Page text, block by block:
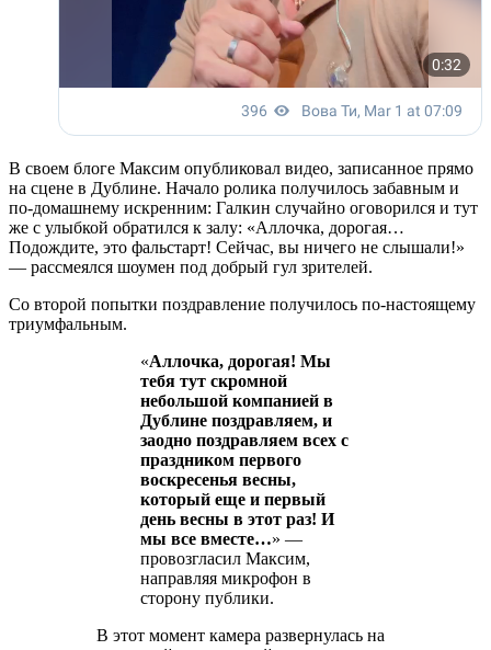
В своем блоге Максим опубликовал видео, записанное прямо
на сцене в Дублине. Начало ролика получилось забавным и
по-домашнему искренним: Галкин случайно оговорился и тут
же с улыбкой обратился к залу: «Аллочка, дорогая…
Подождите, это фальстарт! Сейчас, вы ничего не слышали!»
— рассмеялся шоумен под добрый гул зрителей.
Со второй попытки поздравление получилось по-настоящему
триумфальным.
«Аллочка, дорогая! Мы
тебя тут скромной
небольшой компанией в
Дублине поздравляем, и
заодно поздравляем всех с
праздником первого
воскресенья весны,
который еще и первый
день весны в этот раз! И
мы все вместе…» —
провозгласил Максим,
направляя микрофон в
сторону публики.
В этот момент камера развернулась на